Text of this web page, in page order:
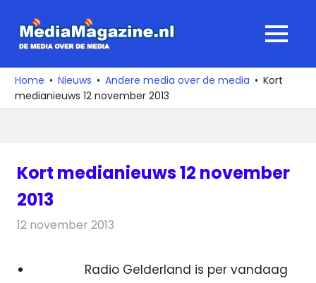
naar
media
over
de
MENU
Home Nieuws Andere media over de media
Kort
medianieuws 12 november 2013
Kort medianieuws 12 november
2013
12 november 2013
Radio Gelderland is per vandaag